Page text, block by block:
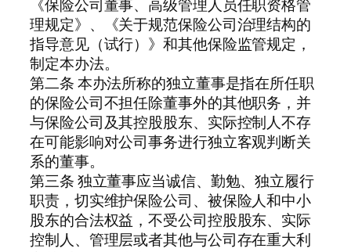
《保险公司董事、高级管理人员任职资格管
理规定》、《关于规范保险公司治理结构的
指导意见（试行）》和其他保险监管规定，
制定本办法。
第二条 本办法所称的独立董事是指在所任职
的保险公司不担任除董事外的其他职务，并
与保险公司及其控股股东、实际控制人不存
在可能影响对公司事务进行独立客观判断关
系的董事。
第三条 独立董事应当诚信、勤勉、独立履行
职责，切实维护保险公司、被保险人和中小
股东的合法权益，不受公司控股股东、实际
控制人、管理层或者其他与公司存在重大利